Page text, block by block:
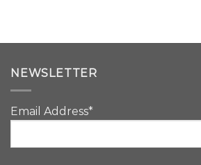
NEWSLETTER
Email Address*